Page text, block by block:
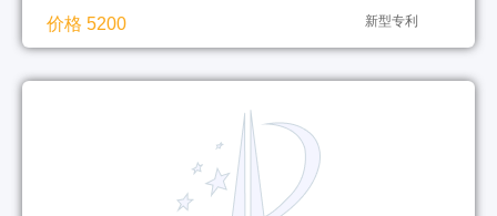
价格 5200 新型专利